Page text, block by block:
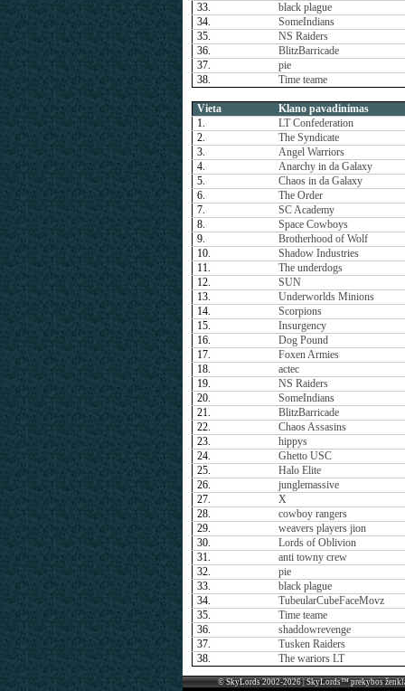
33.
black plague
34.
SomeIndians
35.
NS Raiders
36.
BlitzBarricade
37.
pie
38.
Time teame
Vieta
Klano pavadinimas
1.
LT Confederation
2.
The Syndicate
3.
Angel Warriors
4.
Anarchy in da Galaxy
5.
Chaos in da Galaxy
6.
The Order
7.
SC Academy
8.
Space Cowboys
9.
Brotherhood of Wolf
10.
Shadow Industries
11.
The underdogs
12.
SUN
13.
Underworlds Minions
14.
Scorpions
15.
Insurgency
16.
Dog Pound
17.
Foxen Armies
18.
actec
19.
NS Raiders
20.
SomeIndians
21.
BlitzBarricade
22.
Chaos Assasins
23.
hippys
24.
Ghetto USC
25.
Halo Elite
26.
junglemassive
27.
X
28.
cowboy rangers
29.
weavers players jion
30.
Lords of Oblivion
31.
anti towny crew
32.
pie
33.
black plague
34.
TubeularCubeFaceMovz
35.
Time teame
36.
shaddowrevenge
37.
Tusken Raiders
38.
The wariors LT
© SkyLords 2002-2026 | SkyLords™ prekybos